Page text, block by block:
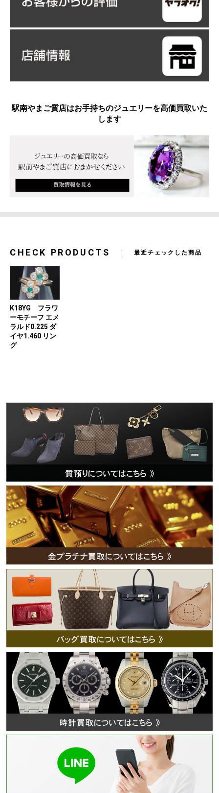
駅南やまご質店はお手持ちのジュエリーを高価買取いた
します
CHECK PRODUCTS 最近チェックした商品
K18YG フラワ
ーモチーフ エメ
ラルド0.225 ダ
イヤ1.460 リン
グ